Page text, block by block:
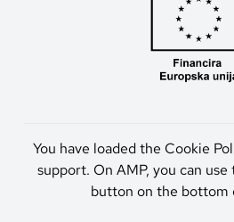
You have loaded the Cookie
support. On AMP, you can
button on the bottom